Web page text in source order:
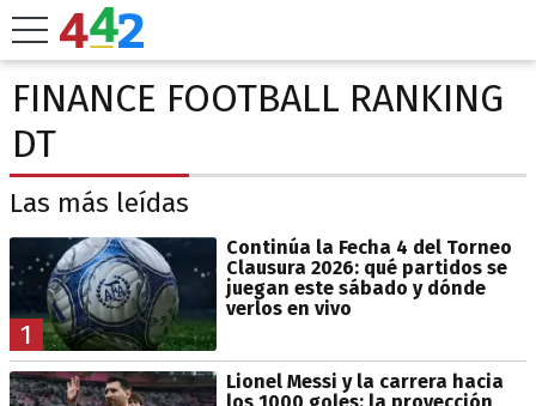
FINANCE FOOTBALL RANKING
DT
Las más leídas
1
Continúa la Fecha 4 del Torneo
Clausura 2026: qué partidos se
juegan este sábado y dónde
verlos en vivo
Lionel Messi y la carrera hacia
los 1000 goles: la proyección